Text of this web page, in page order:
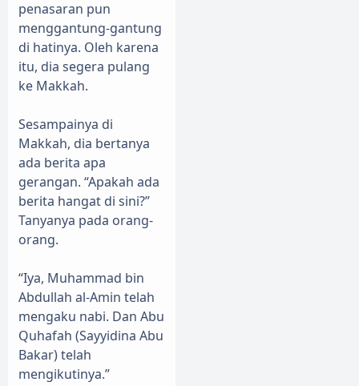
penasaran pun
menggantung-gantung
di hatinya. Oleh karena
itu, dia segera pulang
ke Makkah.
Sesampainya di
Makkah, dia bertanya
ada berita apa
gerangan. “Apakah ada
berita hangat di sini?”
Tanyanya pada orang-
orang.
“Iya, Muhammad bin
Abdullah al-Amin telah
mengaku nabi. Dan Abu
Quhafah (Sayyidina Abu
Bakar) telah
mengikutinya.”